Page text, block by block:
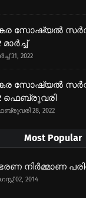
സോഷ്യല്‍
മാര്‍ച്ച്
31, 2022
സോഷ്യല്‍
ഫെബ്രുവരി
28, 2022
Most Popular
നിര്‍മ്മാണ
02, 2014